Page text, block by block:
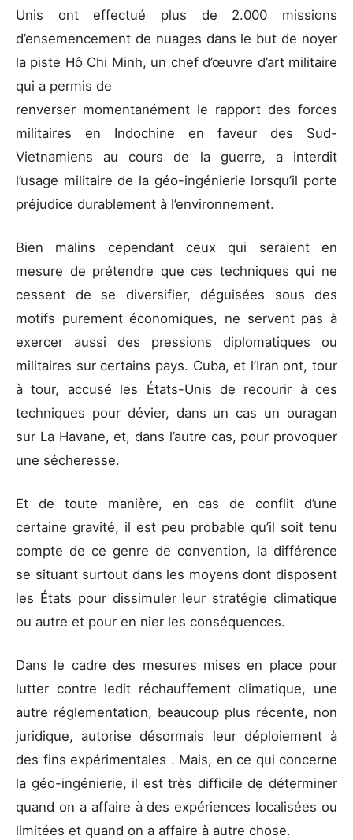
Unis ont effectué plus de 2.000 missions
d’ensemencement de nuages dans le but de noyer
la piste Hô Chi Minh, un chef d’œuvre d’art militaire
qui a permis de
renverser momentanément le rapport des forces
militaires en Indochine en faveur des Sud-
Vietnamiens au cours de la guerre, a interdit
l’usage militaire de la géo-ingénierie lorsqu’il porte
préjudice durablement à l’environnement.
Bien malins cependant ceux qui seraient en
mesure de prétendre que ces techniques qui ne
cessent de se diversifier, déguisées sous des
motifs purement économiques, ne servent pas à
exercer aussi des pressions diplomatiques ou
militaires sur certains pays. Cuba, et l’Iran ont, tour
à tour, accusé les États-Unis de recourir à ces
techniques pour dévier, dans un cas un ouragan
sur La Havane, et, dans l’autre cas, pour provoquer
une sécheresse.
Et de toute manière, en cas de conflit d’une
certaine gravité, il est peu probable qu’il soit tenu
compte de ce genre de convention, la différence
se situant surtout dans les moyens dont disposent
les États pour dissimuler leur stratégie climatique
ou autre et pour en nier les conséquences.
Dans le cadre des mesures mises en place pour
lutter contre ledit réchauffement climatique, une
autre réglementation, beaucoup plus récente, non
juridique, autorise désormais leur déploiement à
des fins expérimentales . Mais, en ce qui concerne
la géo-ingénierie, il est très difficile de déterminer
quand on a affaire à des expériences localisées ou
limitées et quand on a affaire à autre chose.